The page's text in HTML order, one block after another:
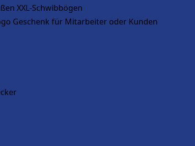
XXL-Schwibbögen
Geschenk für Mitarbeiter oder Kunden